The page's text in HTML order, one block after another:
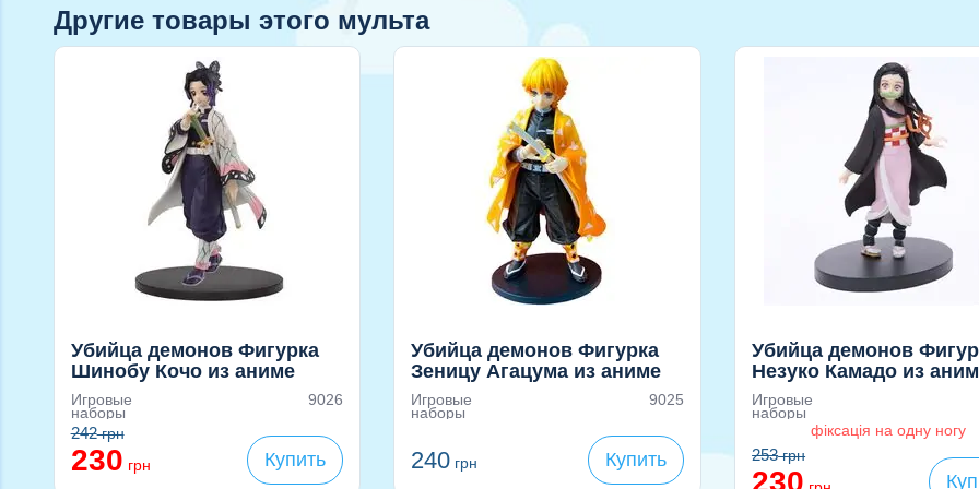
Другие товары этого мульта
Убийца демонов Фигурка
Шинобу Кочо из аниме
Клинок рассекающий
демонов (Demon Slayer),
16см
Игровые
наборы
9026
242грн
230 грн Купить
Убийца демонов Фигурка
Зеницу Агацума из аниме
Клинок рассекающий
демонов (Demon Slayer),
Игровые
наборы
9025
240 грн Купить
Убийца демонов
Незуко Камадо из
Клинок рассекающий
демонов (Demon
Игровые
наборы
фіксація на одну ногу
253грн
230